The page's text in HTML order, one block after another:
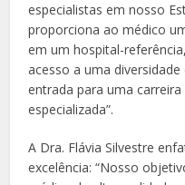
especialistas em nosso
proporciona ao médico
em um hospital-
acesso a uma
entrada para uma
especializada”.
A Dra. Flávia Silvestre
excelência: “Nosso